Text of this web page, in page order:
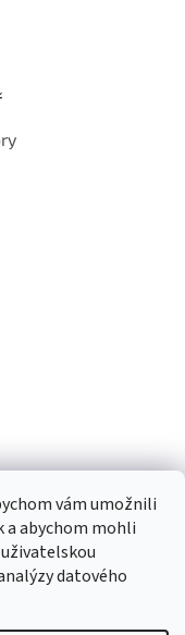
vám umožnili
abychom mohli
datového